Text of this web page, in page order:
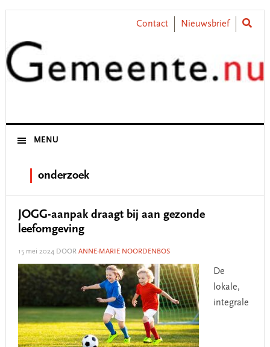
Skip
primary
navigation
Skip
content
Skip
primary
sidebar
Skip
footer
Contact Nieuwsbrief
MENU
onderzoek
JOGG-aanpak draagt bij aan gezonde
leefomgeving
15 mei 2024DOOR ANNE-MARIE NOORDENBOS
De
lokale,
integrale